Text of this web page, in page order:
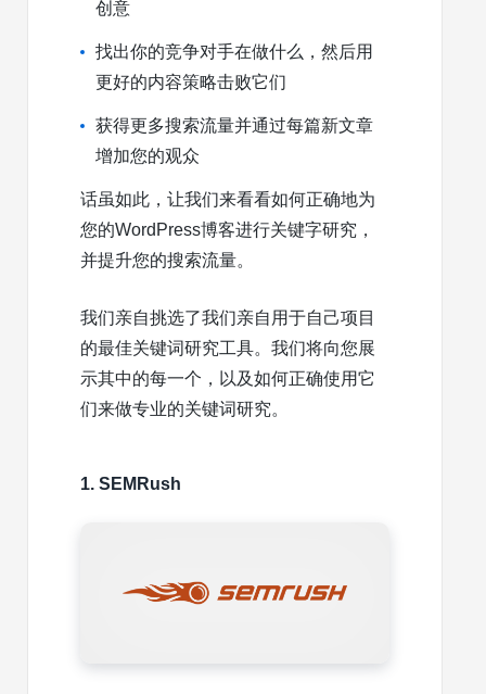
创意
找出你的竞争对手在做什么，然后用
更好的内容策略击败它们
获得更多搜索流量并通过每篇新文章
增加您的观众
话虽如此，让我们来看看如何正确地为
您的WordPress博客进行关键字研究，
并提升您的搜索流量。
我们亲自挑选了我们亲自用于自己项目
的最佳关键词研究工具。我们将向您展
示其中的每一个，以及如何正确使用它
们来做专业的关键词研究。
1. SEMRush